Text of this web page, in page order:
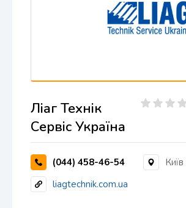
Ліаг Технік
Сервіс Україна
(044) 458-46-54
Київ
liagtechnik.com.ua